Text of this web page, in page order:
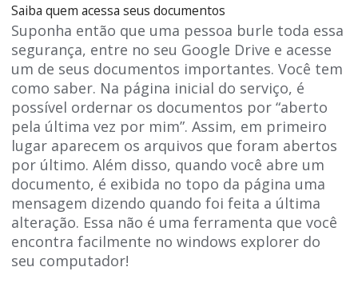
Saiba quem acessa seus documentos
Suponha então que uma pessoa burle toda essa
segurança, entre no seu Google Drive e acesse
um de seus documentos importantes. Você tem
como saber. Na página inicial do serviço, é
possível ordernar os documentos por “aberto
pela última vez por mim”. Assim, em primeiro
lugar aparecem os arquivos que foram abertos
por último. Além disso, quando você abre um
documento, é exibida no topo da página uma
mensagem dizendo quando foi feita a última
alteração. Essa não é uma ferramenta que você
encontra facilmente no windows explorer do
seu computador!